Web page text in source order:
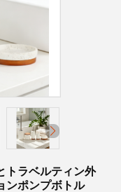
トラベルティン外
ンポンプボトル